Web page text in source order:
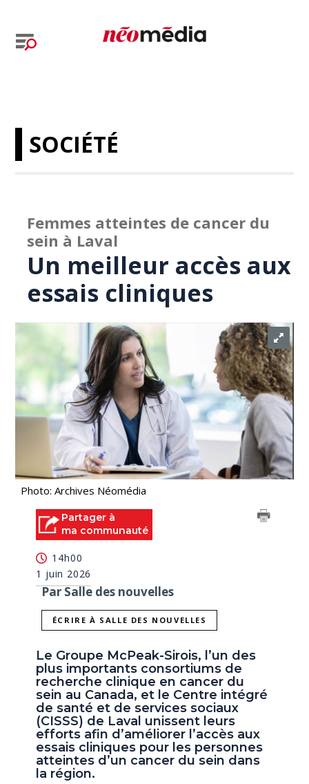
SOCIÉTÉ
Femmes atteintes de cancer du
sein à Laval
Un meilleur accès aux
essais cliniques
Photo: Archives Néomédia
Partager à
ma communauté
14h00
1 juin 2026
Par Salle des nouvelles
ÉCRIRE À SALLE DES NOUVELLES
Le Groupe McPeak-Sirois, l’un des
plus importants consortiums de
recherche clinique en cancer du
sein au Canada, et le Centre intégré
de santé et de services sociaux
(CISSS) de Laval unissent leurs
efforts afin d’améliorer l’accès aux
essais cliniques pour les personnes
atteintes d’un cancer du sein dans
la région.